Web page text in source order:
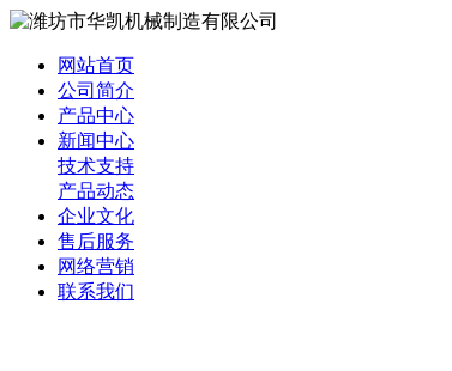
网站首页
公司简介
产品中心
新闻中心
技术支持
产品动态
企业文化
售后服务
网络营销
联系我们